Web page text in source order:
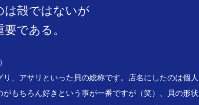
は殻ではないが
である。
リ、アサリといった貝の総称です。店名にしたのは個人
がもちろん好きという事が一番ですが（笑）、貝の形状